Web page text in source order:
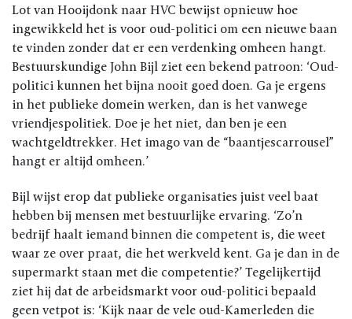
Lot van Hooijdonk naar HVC bewijst opnieuw hoe
ingewikkeld het is voor oud-politici om een nieuwe baan
te vinden zonder dat er een verdenking omheen hangt.
Bestuurskundige John Bijl ziet een bekend patroon: ‘Oud-
politici kunnen het bijna nooit goed doen. Ga je ergens
in het publieke domein werken, dan is het vanwege
vriendjespolitiek. Doe je het niet, dan ben je een
wachtgeldtrekker. Het imago van de “baantjescarrousel”
hangt er altijd omheen.’
Bijl wijst erop dat publieke organisaties juist veel baat
hebben bij mensen met bestuurlijke ervaring. ‘Zo’n
bedrijf haalt iemand binnen die competent is, die weet
waar ze over praat, die het werkveld kent. Ga je dan in de
supermarkt staan met die competentie?’ Tegelijkertijd
ziet hij dat de arbeidsmarkt voor oud-politici bepaald
geen vetpot is: ‘Kijk naar de vele oud-Kamerleden die